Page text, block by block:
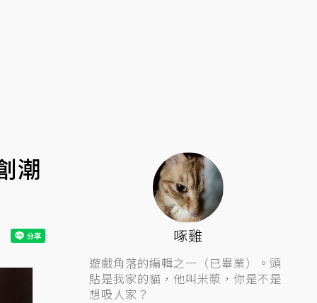
潮
啄雞
遊戲角落的編輯之一（已畢業）。頭
貼是我家的貓，他叫米漿，你是不是
想吸人家？